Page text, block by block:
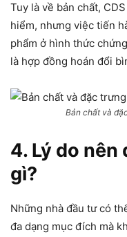
Tuy là về bản chất,
hiểm, nhưng việc tiến
phẩm ở hình thức
là hợp đồng hoán đổi
Bản chất và
4. Lý do nên
gì?
Những nhà đầu tư có
đa dạng mục đích mà